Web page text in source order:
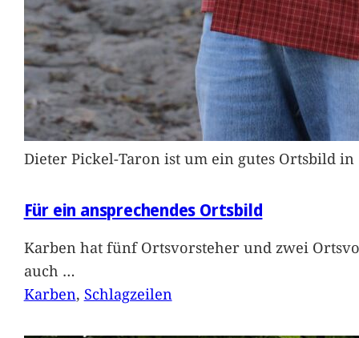
Dieter Pickel-Taron ist um ein gutes Ortsbild
Für ein ansprechendes Ortsbild
Karben hat fünf Ortsvorsteher und zwei
auch …
Karben, Schlagzeilen